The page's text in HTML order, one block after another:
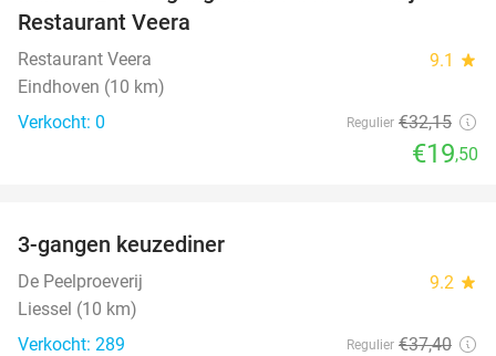
TODAY
Restaurant Veera
Restaurant Veera 9.1 star
Eindhoven (10 km)
Verkocht: 0
Regulier €32,15
€19,50
3-gangen keuzediner
De Peelproeverij 9.2 star
Liessel (10 km)
Verkocht: 289
Regulier €37,40